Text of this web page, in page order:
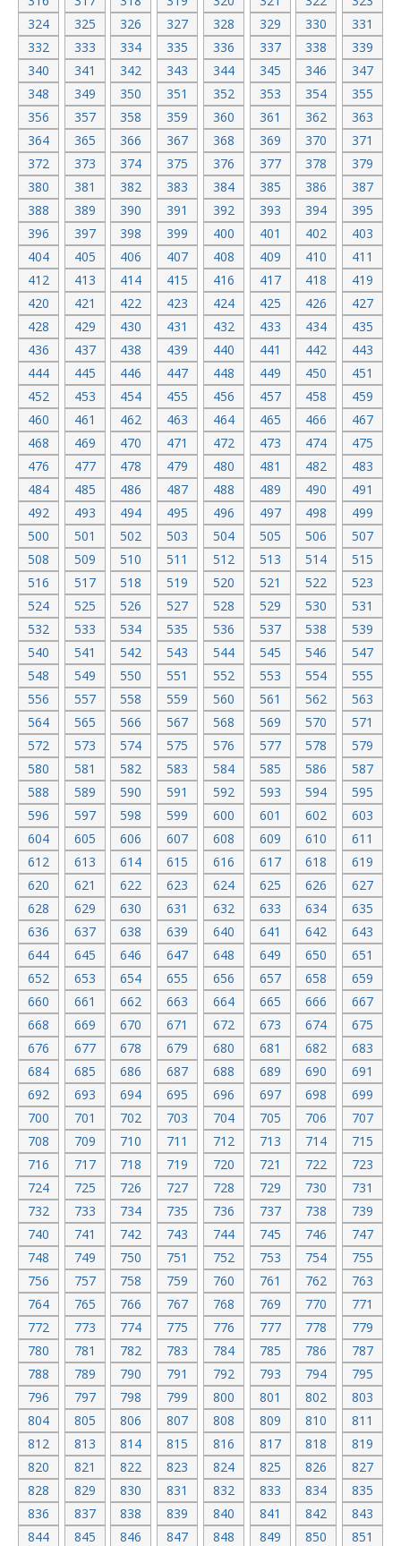
324
325 326 327 328 329 330
331
332
333 334 335 336 337 338
339
340
341 342 343 344 345 346
347
348
349 350 351 352 353 354
355
356
357 358 359 360 361 362
363
364
365 366 367 368 369 370
371
372
373 374 375 376 377 378
379
380
381 382 383 384 385 386
387
388
389 390 391 392 393 394
395
396
397 398 399 400 401 402
403
404
405 406 407 408 409 410
411
412
413 414 415 416 417 418
419
420
421 422 423 424 425 426
427
428
429 430 431 432 433 434
435
436
437 438 439 440 441 442
443
444
445 446 447 448 449 450
451
452
453 454 455 456 457 458
459
460
461 462 463 464 465 466
467
468
469 470 471 472 473 474
475
476
477 478 479 480 481 482
483
484
485 486 487 488 489 490
491
492
493 494 495 496 497 498
499
500
501 502 503 504 505 506
507
508
509 510 511 512 513 514
515
516
517 518 519 520 521 522
523
524
525 526 527 528 529 530
531
532
533 534 535 536 537 538
539
540
541 542 543 544 545 546
547
548
549 550 551 552 553 554
555
556
557 558 559 560 561 562
563
564
565 566 567 568 569 570
571
572
573 574 575 576 577 578
579
580
581 582 583 584 585 586
587
588
589 590 591 592 593 594
595
596
597 598 599 600 601 602
603
604
605 606 607 608 609 610
611
612
613 614 615 616 617 618
619
620
621 622 623 624 625 626
627
628
629 630 631 632 633 634
635
636
637 638 639 640 641 642
643
644
645 646 647 648 649 650
651
652
653 654 655 656 657 658
659
660
661 662 663 664 665 666
667
668
669 670 671 672 673 674
675
676
677 678 679 680 681 682
683
684
685 686 687 688 689 690
691
692
693 694 695 696 697 698
699
700
701 702 703 704 705 706
707
708
709 710 711 712 713 714
715
716
717 718 719 720 721 722
723
724
725 726 727 728 729 730
731
732
733 734 735 736 737 738
739
740
741 742 743 744 745 746
747
748
749 750 751 752 753 754
755
756
757 758 759 760 761 762
763
764
765 766 767 768 769 770
771
772
773 774 775 776 777 778
779
780
781 782 783 784 785 786
787
788
789 790 791 792 793 794
795
796
797 798 799 800 801 802
803
804
805 806 807 808 809 810
811
812
813 814 815 816 817 818
819
820
821 822 823 824 825 826
827
828
829 830 831 832 833 834
835
836
837 838 839 840 841 842
843
844
845 846 847 848 849 850
851